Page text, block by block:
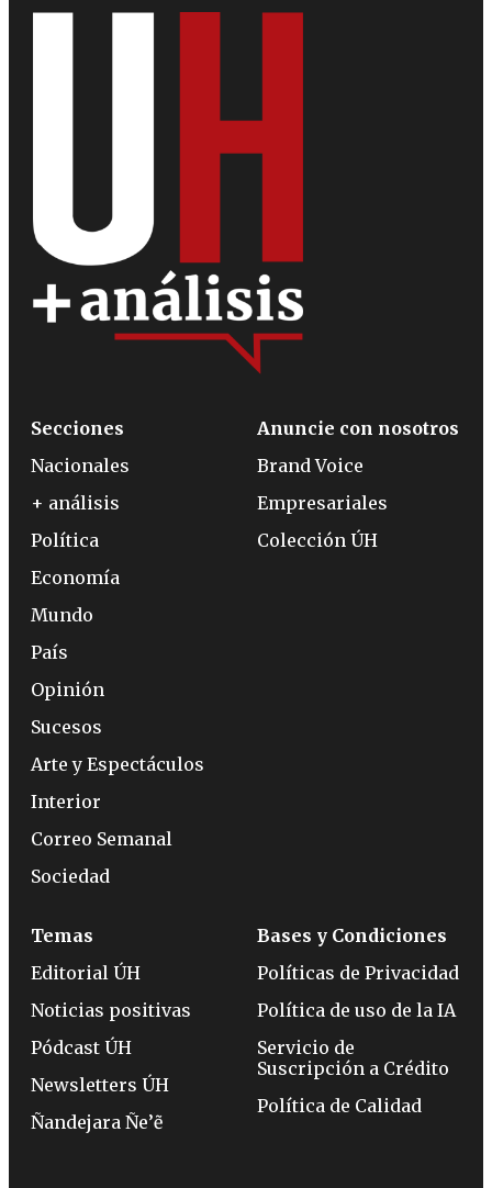
Secciones
Nacionales
+ análisis
Política
Economía
Mundo
País
Opinión
Sucesos
Arte y Espectáculos
Interior
Correo Semanal
Sociedad
Anuncie con nosotros
Brand Voice
Empresariales
Colección ÚH
Temas
Editorial ÚH
Noticias positivas
Pódcast ÚH
Newsletters ÚH
Ñandejara Ñe’ẽ
Bases y Condiciones
Políticas de Privacidad
Política de uso de la IA
Servicio de
Suscripción a Crédito
Política de Calidad